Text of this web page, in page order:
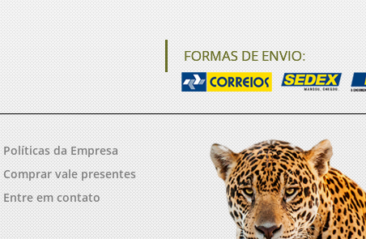
FORMAS DE ENVIO:
Políticas da Empresa
Comprar vale presentes
Entre em contato